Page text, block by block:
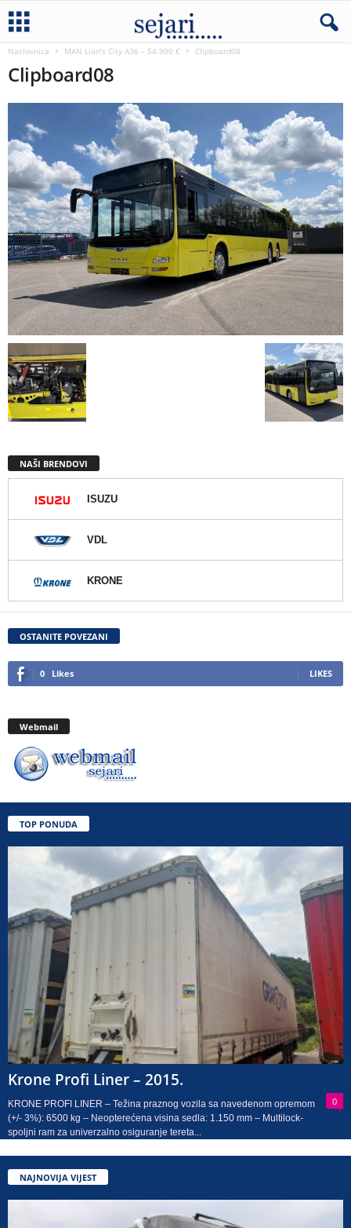
Naslovnica MAN Lion's City A36 – 54.900 € Clipboard08
Clipboard08
NAŠI BRENDOVI
ISUZU
VDL
KRONE
OSTANITE POVEZANI
0 Likes LIKES
Webmail
TOP PONUDA
Krone Profi Liner – 2015.
0
KRONE PROFI LINER – Težina praznog vozila sa navedenom opremom
(+/- 3%): 6500 kg – Neopterećena visina sedla: 1.150 mm – Multilock-
spoljni ram za univerzalno osiguranje tereta...
NAJNOVIJA VIJEST